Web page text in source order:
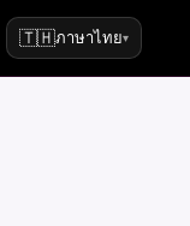
🇹🇭ภาษาไทย▾